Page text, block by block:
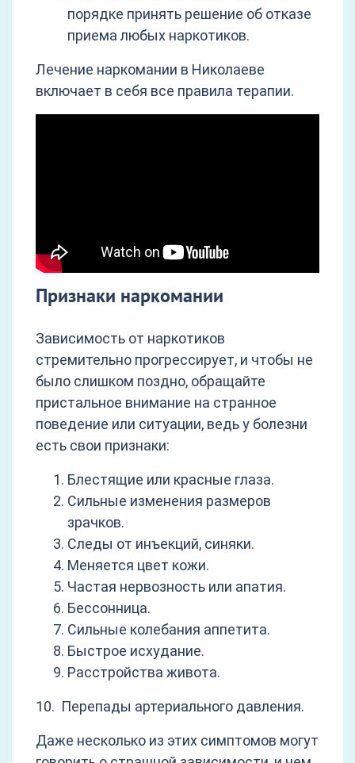
порядке принять решение об отказе
приема любых наркотиков.
Лечение наркомании в Николаеве
включает в себя все правила терапии.
Признаки наркомании
Зависимость от наркотиков
стремительно прогрессирует, и чтобы не
было слишком поздно, обращайте
пристальное внимание на странное
поведение или ситуации, ведь у болезни
есть свои признаки:
Блестящие или красные глаза.
Сильные изменения размеров
зрачков.
Следы от инъекций, синяки.
Меняется цвет кожи.
Частая нервозность или апатия.
Бессонница.
Сильные колебания аппетита.
Быстрое исхудание.
Расстройства живота.
10. Перепады артериального давления.
Даже несколько из этих симптомов могут